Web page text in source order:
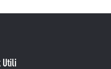
Utili